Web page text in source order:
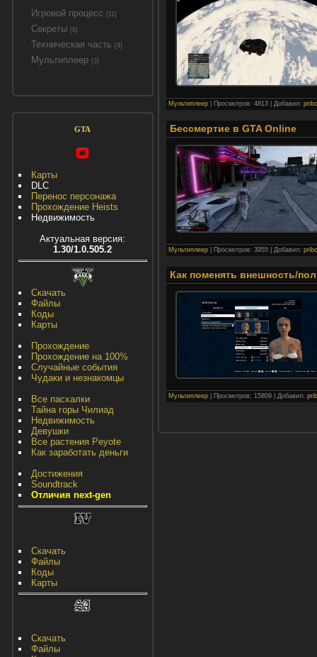
Игровой процесс [11]
Секреты [6]
Техническая часть [4]
Мультиплеер [3]
GTA
Карты
DLC
Перенос персонажа
Прохождение Heists
Недвижимость
Актуальная версия:
1.30/1.0.505.2
Скачать
Файлы
Коды
Карты
Прохождение
Прохождение на 100%
Случайные события
Чудаки и незнакомцы
Все пасхалки
Тайна горы Чилиад
Недвижимость
Девушки
Все растения Peyote
Как заработать деньги
Достижения
Soundtrack
Отличия next-gen
Скачать
Файлы
Коды
Карты
Скачать
Файлы
Мультиплеер| Просмотров: 4813| Добавил:
Бессмертие в GTA Online
Мультиплеер| Просмотров: 3955| Добавил:
Как поменять внешность/
Мультиплеер| Просмотров: 15809| Добавил: